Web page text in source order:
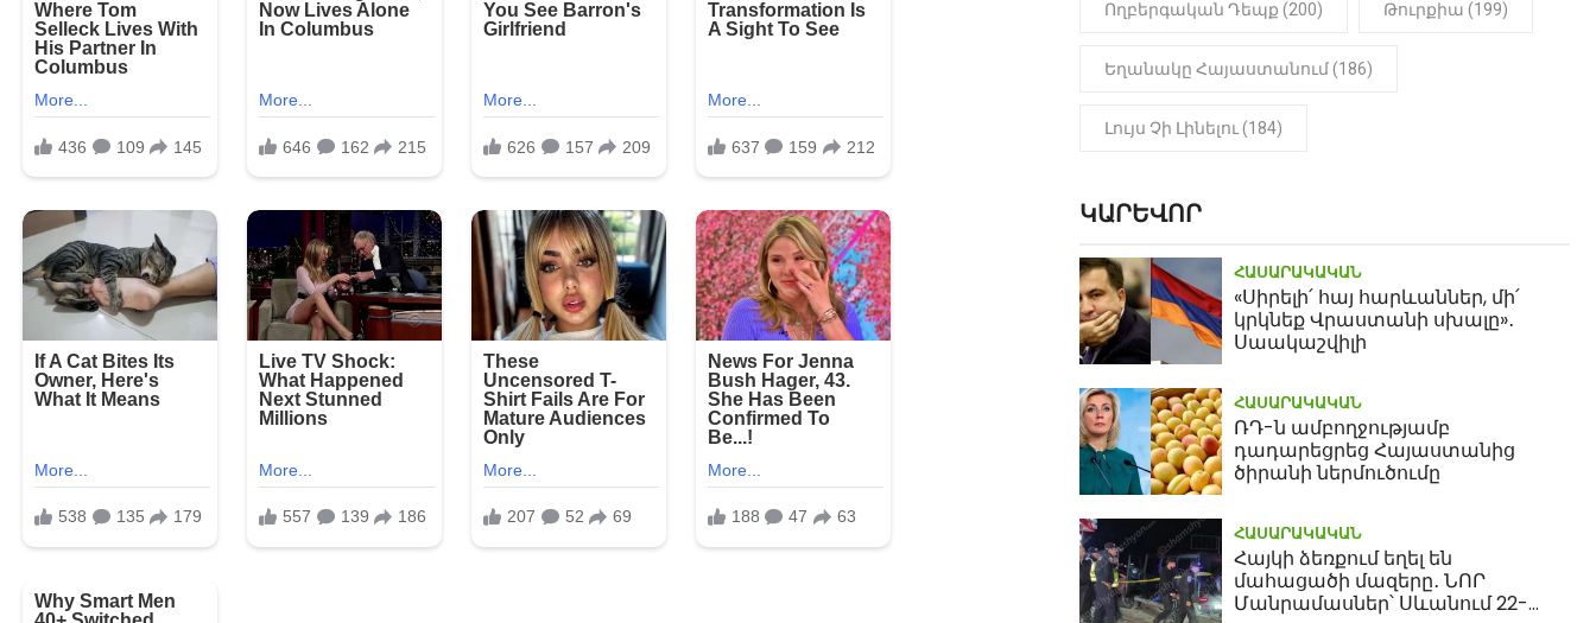
Ողբերգական Դեպք (200) Թուրքիա (199)
Եղանակը Հայաստանում (186)
Լույս Չի Լինելու (184)
ԿԱՐԵՎՈՐ
ՀԱՍԱՐԱԿԱԿԱՆ
«Սիրելի՛ հայ հարևաններ, մի՛
կրկնեք Վրաստանի սխալը»․
Սաակաշվիլի
ՀԱՍԱՐԱԿԱԿԱՆ
ՌԴ-ն ամբողջությամբ
դադարեցրեց Հայաստանից
ծիրանի ներմուծումը
ՀԱՍԱՐԱԿԱԿԱՆ
Հայկի ձեռքում եղել են
մահացածի մազերը․ ՆՈՐ
Մանրամասներ՝ Սևանում 22-